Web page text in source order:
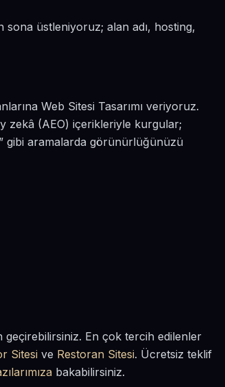
sona üstleniyoruz; alan adı, hosting,
Web Sitesi Tasarımı veriyoruz.
zekâ (AEO) içerikleriyle kurgular;
gibi aramalarda görünürlüğünüzü
geçirebilirsiniz. En çok tercih edilenler
Sitesi ve Restoran Sitesi. Ücretsiz teklif
bakabilirsiniz.